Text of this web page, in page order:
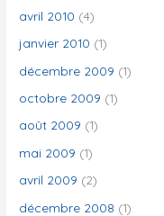
avril 2010 (4)
janvier 2010 (1)
décembre 2009 (1)
octobre 2009 (1)
août 2009 (1)
mai 2009 (1)
avril 2009 (2)
décembre 2008 (1)